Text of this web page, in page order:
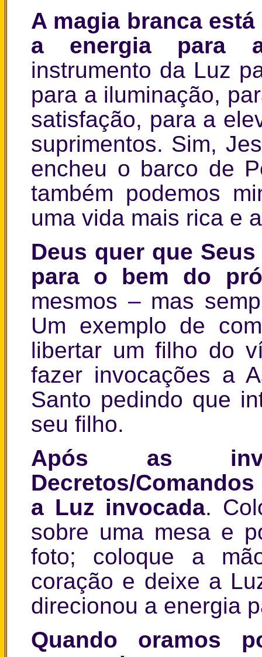
A magia branca
a energia para
instrumento da Luz
para a iluminação,
satisfação, para a
suprimentos. Sim,
encheu o barco de
também podemos
uma vida mais rica e
Deus quer que
para o bem do
mesmos –mas
Um exemplo de
libertar um filho do
fazer invocações a
Santo pedindo que
seu filho.
Após as
Decretos/
a Luz invocada.
sobre uma mesa e
foto; coloque a
coração e deixe a
direcionou a energia
Quando oramos